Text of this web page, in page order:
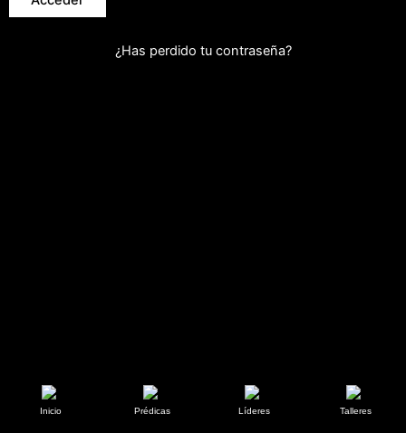
¿Has perdido tu contraseña?
Inicio Prédicas Líderes Talleres